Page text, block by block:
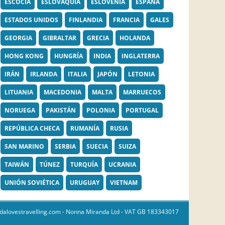
ESCOCIA ESLOVAQUIA ESLOVENIA ESPAÑA
ESTADOS UNIDOS FINLANDIA FRANCIA GALES
GEORGIA GIBRALTAR GRECIA HOLANDA
HONG KONG HUNGRÍA INDIA INGLATERRA
IRÁN IRLANDA ITALIA JAPÓN LETONIA
LITUANIA MACEDONIA MALTA MARRUECOS
NORUEGA PAKISTÁN POLONIA PORTUGAL
REPÚBLICA CHECA RUMANÍA RUSIA
SAN MARINO SERBIA SUECIA SUIZA
TAIWÁN TÚNEZ TURQUÍA UCRANIA
UNIÓN SOVIÉTICA URUGUAY VIETNAM
- Nonna Miranda Ltd - VAT GB 183343017